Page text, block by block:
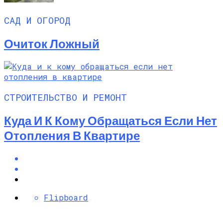
САД И ОГОРОД
Очиток Ложный
СТРОИТЕЛЬСТВО И РЕМОНТ
Куда И К Кому Обращаться Если Нет
Отопления В Квартире
Flipboard